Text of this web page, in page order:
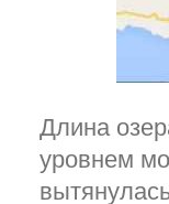
Длина
уровнем